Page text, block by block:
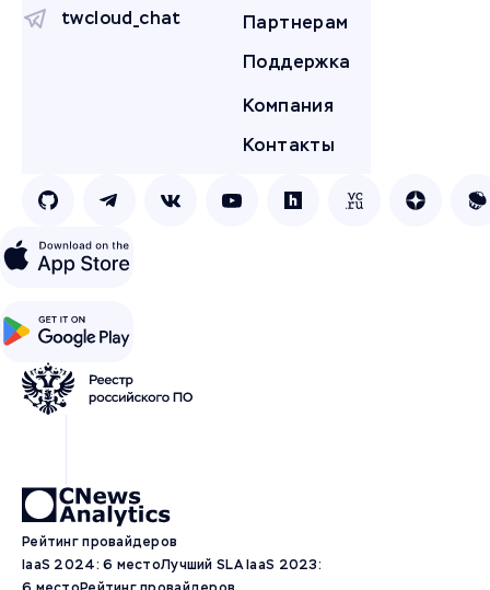
twcloud_chat
Партнерам
Поддержка
Компания
Контакты
Рейтинг провайдеров
IaaS 2024: 6 местоЛучший SLA IaaS 2023: